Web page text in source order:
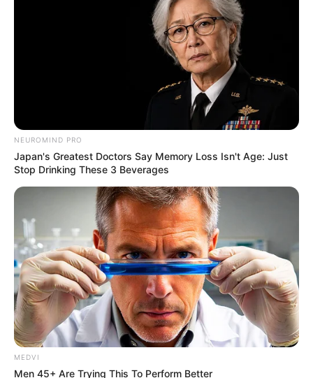
NEUROMIND PRO
Japan's Greatest Doctors Say Memory Loss Isn't Age: Just
Stop Drinking These 3 Beverages
MEDVI
Men 45+ Are Trying This To Perform Better